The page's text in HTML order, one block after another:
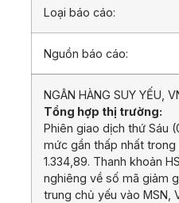
Loại báo cáo:
Nguồn báo cáo:
NGÂN HÀNG SUY YẾU,
Tổng hợp thị trường:
Phiên giao dịch thứ Sáu
mức gần thấp nhất
1.334,89. Thanh khoản
nghiêng về số mã giảm
trung chủ yếu vào MSN,